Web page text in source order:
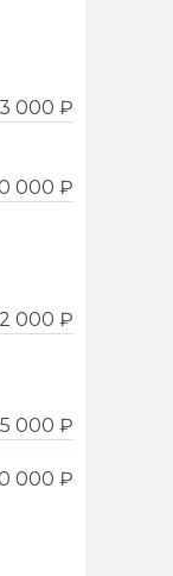
3 000 ₽
000 ₽
000 ₽
000 ₽
000 ₽